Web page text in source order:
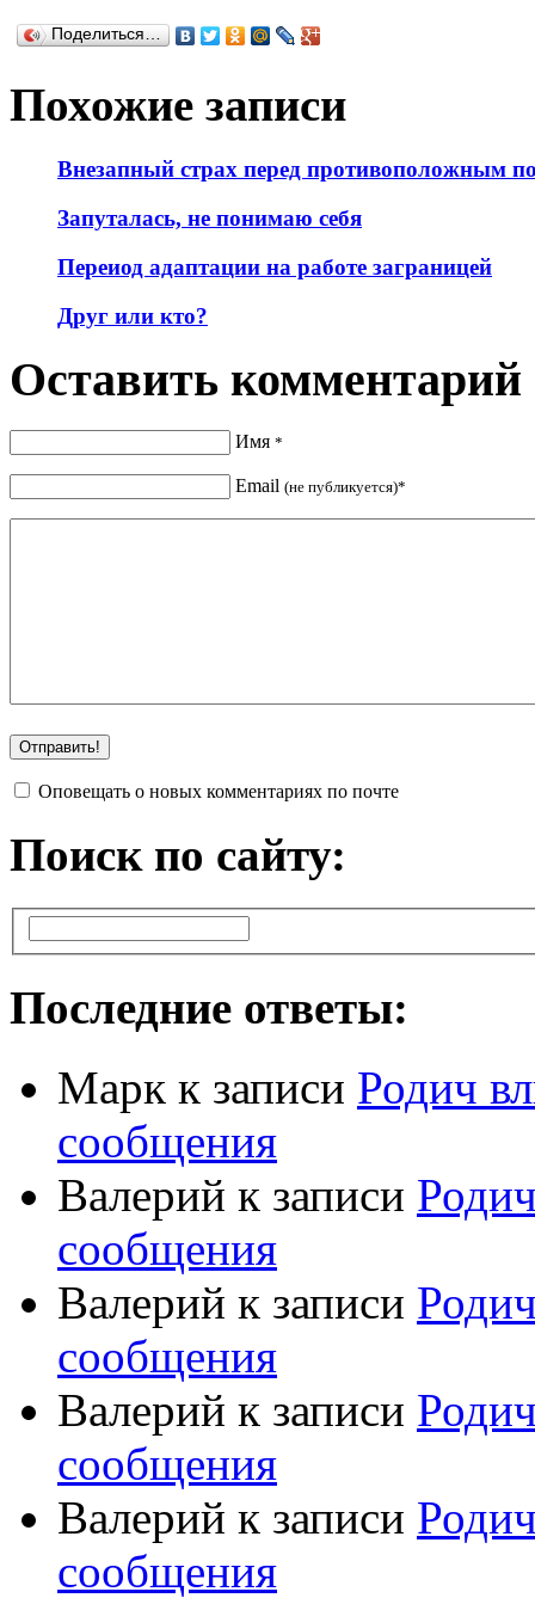
Поделиться…
Похожие записи
Внезапный страх перед противоположным
Запуталась, не понимаю себя
Переиод адаптации на работе заграницей
Друг или кто?
Оставить комментарий
Имя *
Email (не публикуется)*
Оповещать о новых комментариях по почте
Поиск по сайту:
Последние ответы:
Марк к записи Родич
сообщения
Валерий к записи
сообщения
Валерий к записи
сообщения
Валерий к записи
сообщения
Валерий к записи
сообщения